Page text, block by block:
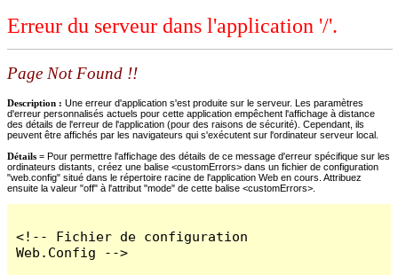
Erreur du serveur dans l'application '/'.
Page Not Found !!
Description : Une erreur d'application s'est produite sur le serveur. Les paramètres
d'erreur personnalisés actuels pour cette application empêchent l'affichage à distance
des détails de l'erreur de l'application (pour des raisons de sécurité). Cependant, ils
peuvent être affichés par les navigateurs qui s'exécutent sur l'ordinateur serveur local.
Détails = Pour permettre l'affichage des détails de ce message d'erreur spécifique sur les
ordinateurs distants, créez une balise <customErrors> dans un fichier de configuration
"web.config" situé dans le répertoire racine de l'application Web en cours. Attribuez
ensuite la valeur "off" à l'attribut "mode" de cette balise <customErrors>.
<!-- Fichier de configuration
Web.Config -->